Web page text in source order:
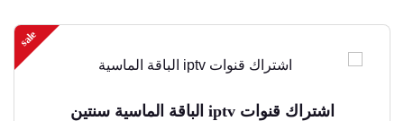
sale
اشتراك قنوات iptv الباقة الماسية سنتين